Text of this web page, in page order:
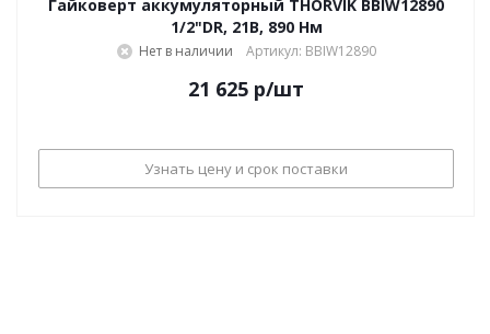
Гайковерт аккумуляторный THORVIK BBIW12890
1/2"DR, 21В, 890 Нм
Нет в наличии Артикул: BBIW12890
21 625 р/шт
Узнать цену и срок поставки